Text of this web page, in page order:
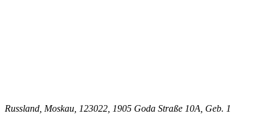
Russland, Moskau, 123022, 1905 Goda Straße 10A, Geb. 1